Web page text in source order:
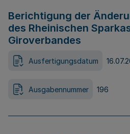
Berichtigung der
des Rheinischen
Giroverbandes
Ausfertigungsdatum
Ausgabennummer 196